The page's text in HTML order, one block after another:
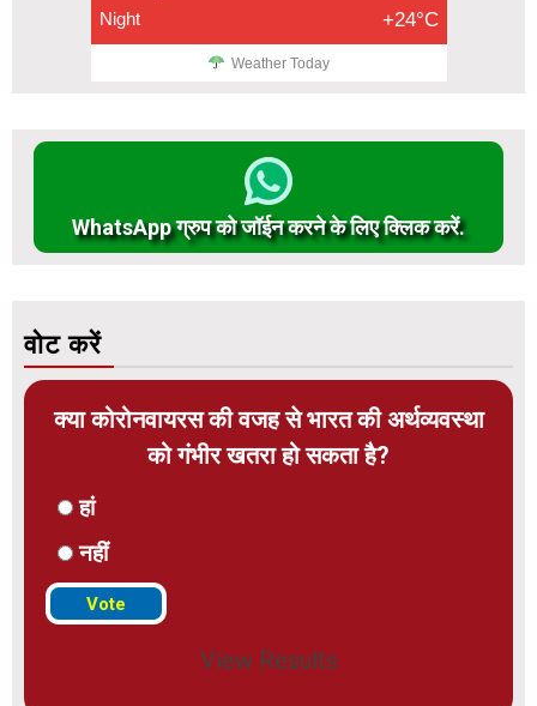
Night +24°C
Weather Today
WhatsApp ग्रुप को जॉईन करने के लिए क्लिक करें.
वोट करें
क्या कोरोनवायरस की वजह से भारत की अर्थव्यवस्था
को गंभीर खतरा हो सकता है?
हां
नहीं
View Results